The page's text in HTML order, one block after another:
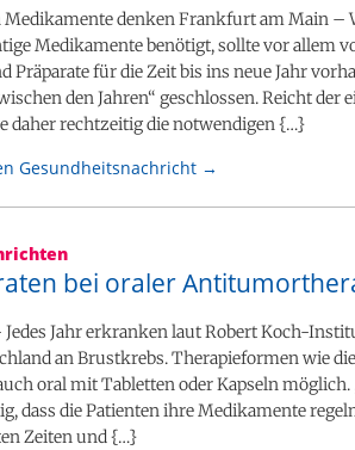
Medikamente denken Frankfurt am Main –
Medikamente benötigt, sollte vor allem
Präparate für die Zeit bis ins neue Jahr
den Jahren“ geschlossen. Reicht der
daher rechtzeitig die notwendigen {…}
Gesundheitsnachricht →
bei oraler
Jahr erkranken laut Robert Koch-
an Brustkrebs. Therapieformen wie
oral mit Tabletten oder Kapseln
dass die Patienten ihre Medikamente
Zeiten und {…}